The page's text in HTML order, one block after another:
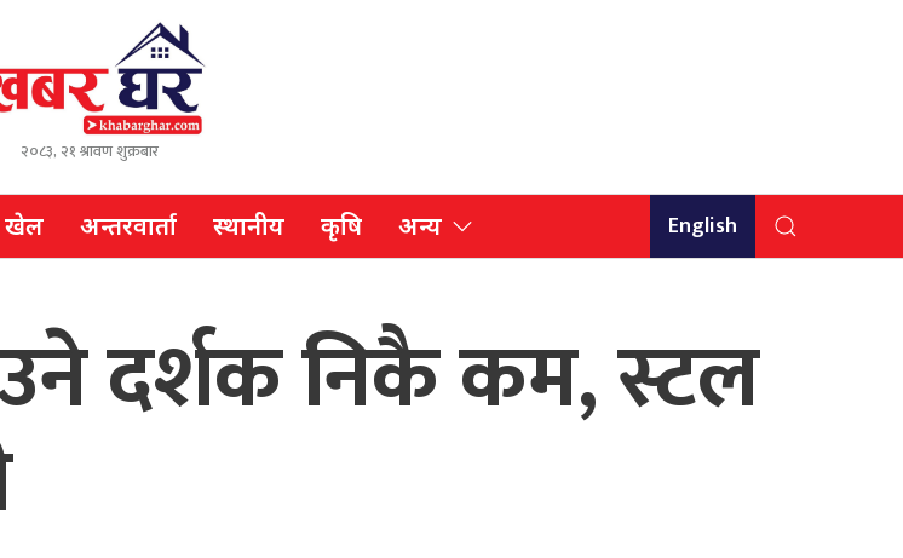
२०८३, २१ श्रावण शुक्रबार
खेल अन्तरवार्ता स्थानीय कृषि अन्य English
दर्शक निकै कम, स्टल